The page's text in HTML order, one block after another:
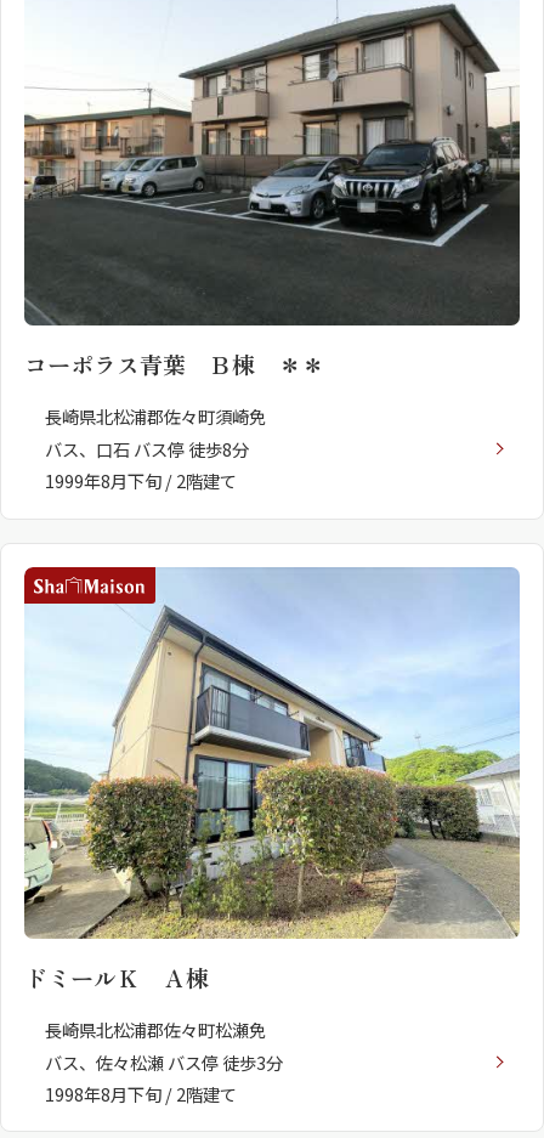
コーポラス青葉 Ｂ棟 ＊＊
長崎県北松浦郡佐々町須崎免
バス、口石 バス停 徒歩8分
1999年8月下旬 / 2階建て
ドミールＫ Ａ棟
長崎県北松浦郡佐々町松瀬免
バス、佐々松瀬 バス停 徒歩3分
1998年8月下旬 / 2階建て